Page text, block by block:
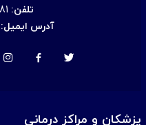
تلفن:
آدرس ایمیل:
پزشکان و مراکز درمانی